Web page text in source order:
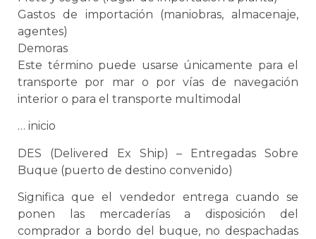
Gastos de importación (maniobras, almacenaje,
agentes)
Demoras
Este término puede usarse únicamente para el
transporte por mar o por vías de navegación
interior o para el transporte multimodal
… inicio
DES (Delivered Ex Ship) – Entregadas Sobre
Buque (puerto de destino convenido)
Significa que el vendedor entrega cuando se
ponen las mercaderías a disposición del
comprador a bordo del buque, no despachadas